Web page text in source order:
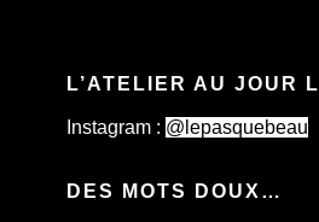
L’ATELIER AU JOUR
Instagram : @lepasquebeau
DES MOTS DOUX…